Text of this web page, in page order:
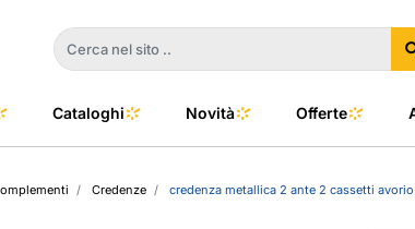
Cataloghi Novità Offerte
Credenze credenza metallica 2 ante 2 cassetti